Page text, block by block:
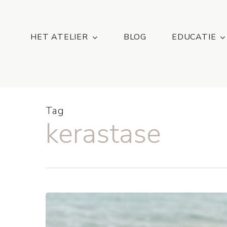
HET ATELIER BLOG EDUCATIE
Tag
kerastase
met